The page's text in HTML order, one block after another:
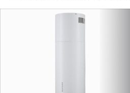
из трех скоростей работы.